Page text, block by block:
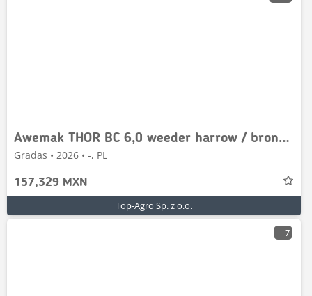
Awemak THOR BC 6,0 weeder harrow / brona chwastownik
Gradas • 2026 • -, PL
157,329 MXN
Top-Agro Sp. z o.o.
7